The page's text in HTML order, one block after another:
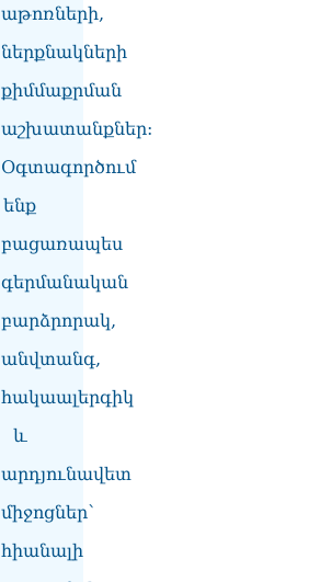
աթոռների,
ներքնակների
քիմմաքրման
աշխատանքներ:
Օգտագործում
ենք
բացառապես
գերմանական
բարձրորակ,
անվտանգ,
հակաալերգիկ
և
արդյունավետ
միջոցներ՝
հիանալի
է զրկվեք մանդատից»․
լրագրողը՝ Էդգար
07.08.2026
ՏԵՍԱՆՅՈւԹ․ Փաշինյանը
հայտարարել է, որ
Եվրամիությունը
չունի
ՏԵՍԱՆՅՈւԹ․ «Ցավոք,
լոգիստիկ խնդիրների
ծավալն այնքան էլ մեծ չէ»․